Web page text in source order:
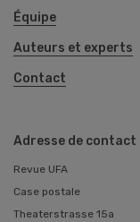
Équipe
Auteurs et experts
Contact
Adresse de contact
Revue UFA
Case postale
Theaterstrasse 15a